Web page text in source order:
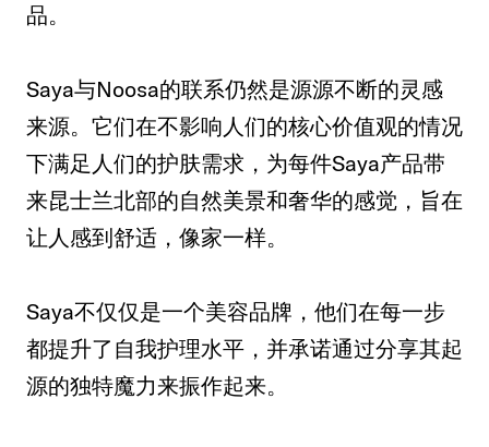
品。
Saya与Noosa的联系仍然是源源不断的灵感
来源。它们在不影响人们的核心价值观的情况
下满足人们的护肤需求，为每件Saya产品带
来昆士兰北部的自然美景和奢华的感觉，旨在
让人感到舒适，像家一样。
Saya不仅仅是一个美容品牌，他们在每一步
都提升了自我护理水平，并承诺通过分享其起
源的独特魔力来振作起来。